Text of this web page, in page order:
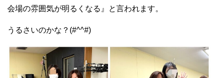
会場の雰囲気が明るくなる』と言われます。
うるさいのかな？(#^^#)